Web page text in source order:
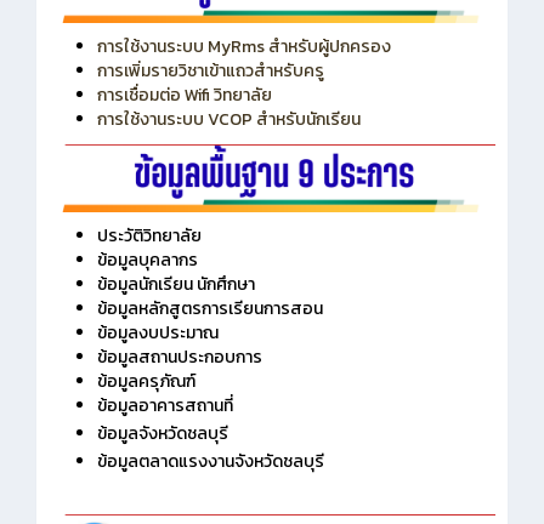
การใช้งานระบบ MyRms สำหรับผู้ปกครอง
การเพิ่มรายวิชาเข้าแถวสำหรับครู
การเชื่อมต่อ Wifi วิทยาลัย
การใช้งานระบบ VCOP สำหรับนักเรียน
ประวัติวิทยาลัย
ข้อมูลบุคลากร
ข้อมูลนักเรียน นักศึกษา
ข้อมูลหลักสูตรการเรียนการสอน
ข้อมูลงบประมาณ
ข้อมูลสถานประกอบการ
ข้อมูลครุภัณฑ์
ข้อมูลอาคารสถานที่
ข้อมูลจังหวัดชลบุรี